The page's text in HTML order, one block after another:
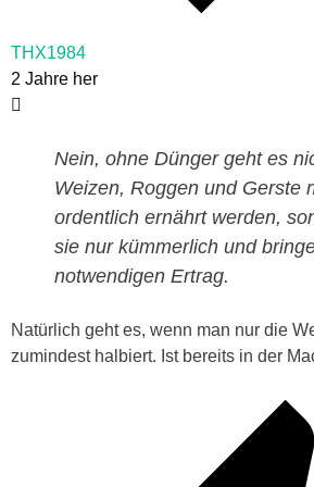
THX1984
2 Jahre her
Nein, ohne Dünger geht es
Weizen, Roggen und Gerste
ordentlich ernährt werden,
sie nur kümmerlich und
notwendigen Ertrag.
Natürlich geht es, wenn man nur die
zumindest halbiert. Ist bereits in der